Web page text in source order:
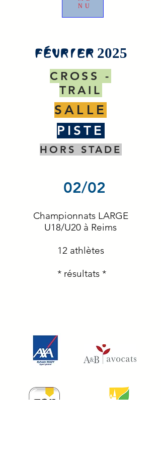
NU
FÉVRIER 2025
CROSS -
TRAIL
SALLE
PISTE
HORS STADE
02/02
Championnats LARGE
U18/U20 à Reims
12 athlètes
* résultats *